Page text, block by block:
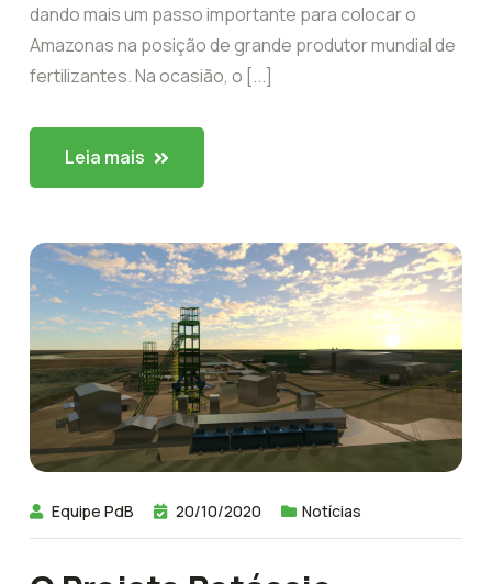
dando mais um passo importante para colocar o
Amazonas na posição de grande produtor mundial de
fertilizantes. Na ocasião, o [...]
Leia mais
Equipe PdB 20/10/2020 Notícias